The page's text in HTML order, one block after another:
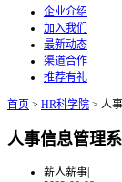
企业介绍
加入我们
最新动态
渠道合作
推荐有礼
首页 > HR科学院 > 人
人事信息管理
薪人薪事|